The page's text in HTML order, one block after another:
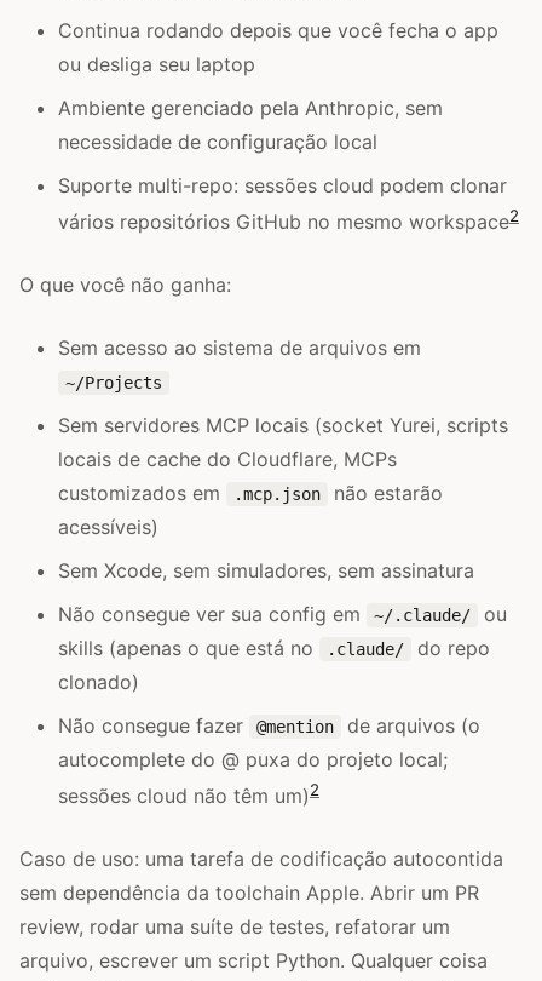
Continua rodando depois que você fecha o app
ou desliga seu laptop
Ambiente gerenciado pela Anthropic, sem
necessidade de configuração local
Suporte multi-repo: sessões cloud podem clonar
vários repositórios GitHub no mesmo workspace2
O que você não ganha:
Sem acesso ao sistema de arquivos em
~/Projects
Sem servidores MCP locais (socket Yurei, scripts
locais de cache do Cloudflare, MCPs
customizados em
.mcp.json
não estarão
acessíveis)
Sem Xcode, sem simuladores, sem assinatura
Não consegue ver sua config em
~/.claude/
ou
skills (apenas o que está no
.claude/
do repo
clonado)
Não consegue fazer
@mention
de arquivos (o
autocomplete do @ puxa do projeto local;
sessões cloud não têm um)2
Caso de uso: uma tarefa de codificação autocontida
sem dependência da toolchain Apple. Abrir um PR
review, rodar uma suíte de testes, refatorar um
arquivo, escrever um script Python. Qualquer coisa